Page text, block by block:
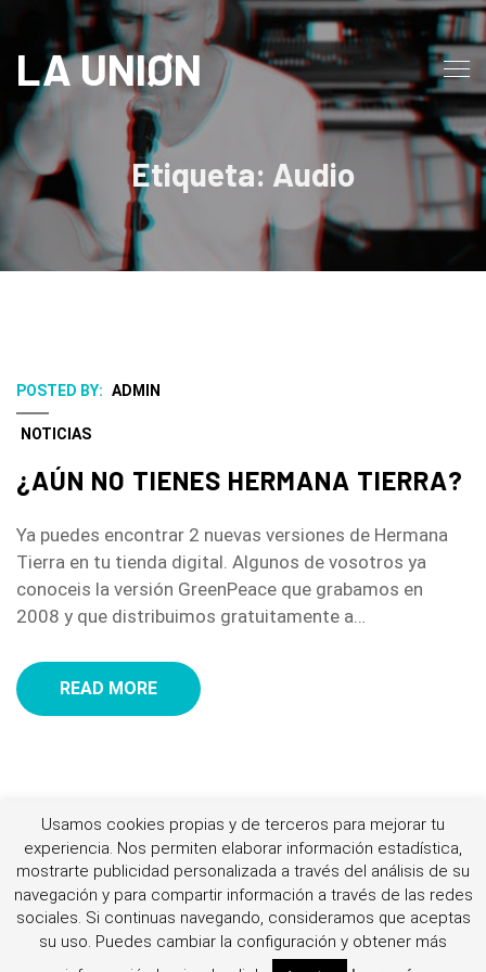
LA UNIØN
Etiqueta: Audio
POSTED BY: ADMIN
NOTICIAS
¿AÚN NO TIENES HERMANA TIERRA?
Ya puedes encontrar 2 nuevas versiones de Hermana
Tierra en tu tienda digital. Algunos de vosotros ya
conoceis la versión GreenPeace que grabamos en
2008 y que distribuimos gratuitamente a…
READ MORE
© By Jellythemes 2021
Usamos cookies propias y de terceros para mejorar tu
experiencia. Nos permiten elaborar información estadística,
mostrarte publicidad personalizada a través del análisis de su
navegación y para compartir información a través de las redes
sociales. Si continuas navegando, consideramos que aceptas
su uso. Puedes cambiar la configuración y obtener más